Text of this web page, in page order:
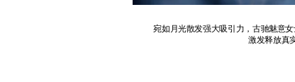
宛如月光散发强大吸引力，古驰魅意
激发释放真